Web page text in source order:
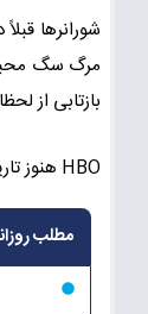
شورانرها
مرگ سگ
بازتابی از
HBO هنوز تاریخ پخش این فصل را اعلام نکرده است.
مطلب